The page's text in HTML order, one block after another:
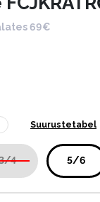
69€
Suurustetabel
4 5/6